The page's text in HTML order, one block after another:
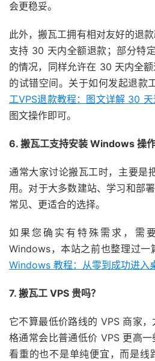
会更稳妥。
此外，搬瓦工拥有相对友好的退
支持 30 天内全额退款；部分特
的情况，同样允许在 30 天内全
的试错空间。关于如何发起退款
工VPS退款教程：图文详解 30
图文操作即可。
6. 搬瓦工支持安装 Windows 操作
通常大家讨论搬瓦工时，主要是
用。对于大多数建站、学习和部
常见、更适合的选择。
如果您确实有特殊需求，需
Windows，本站之前也整理过一
Windows 教程：从零到成功进入
7. 搬瓦工 VPS 贵吗？
它不算最低价路线的 VPS 商家
格通常会比普通低价 VPS 更高一
看重的也不是单纯便宜，而是线